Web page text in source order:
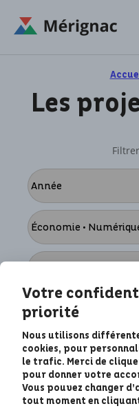
Les
Votre
priorité
Nous utilisons
cookies, pour
le trafic. Merci de
pour donner votre
Vous pouvez changer
tout moment en